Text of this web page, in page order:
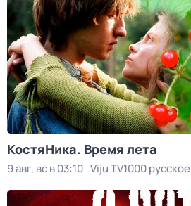
КостяНика. Время лета
9 авг, вс в 03:10 Viju TV1000 русское